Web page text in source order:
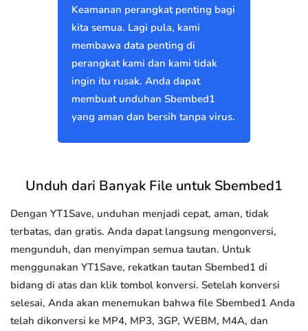
Keamanan perangkat penting bagi
kita semua. Lagi pula, kami
membawa data penting di
perangkat kami dan kami tidak
ingin itu rusak. Anda dapat
membuat unduhan Sbembed1
yang aman dan bersih tanpa virus.
Unduh dari Banyak File untuk Sbembed1
Dengan YT1Save, unduhan menjadi cepat, aman, tidak
terbatas, dan gratis. Anda dapat langsung mengonversi,
mengunduh, dan menyimpan semua tautan. Untuk
menggunakan YT1Save, rekatkan tautan Sbembed1 di
bidang di atas dan klik tombol konversi. Setelah konversi
selesai, Anda akan menemukan bahwa file Sbembed1 Anda
telah dikonversi ke MP4, MP3, 3GP, WEBM, M4A, dan